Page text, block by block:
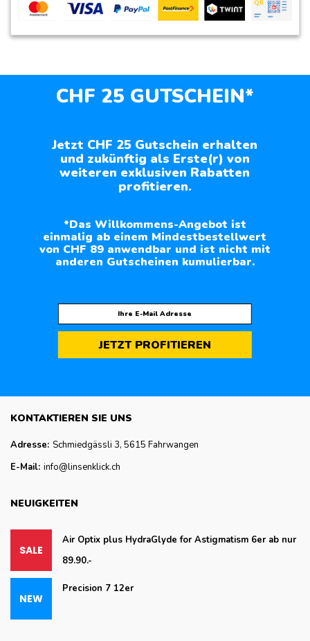
CHF 25 GUTSCHEIN*
Jetzt CHF 25 Gutschein erhalten
und zukünftig als Erste(r) von
weiteren exklusiven Rabatten
profitieren.
*Das Willkommens-Angebot ist
einmalig ab einem Mindestbestellwert
von CHF 89 anwendbar und ist nicht mit
anderen Gutscheinen kumulierbar.
JETZT PROFITIEREN
KONTAKTIEREN SIE UNS
Adresse: Schmiedgässli 3, 5615 Fahrwangen
E-Mail: info@linsenklick.ch
NEUIGKEITEN
Air Optix plus HydraGlyde for Astigmatism 6er ab nur
89.90.-
Precision 7 12er